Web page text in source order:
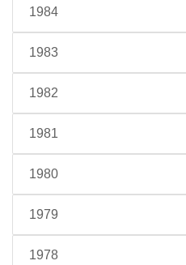
1984
1983
1982
1981
1980
1979
1978